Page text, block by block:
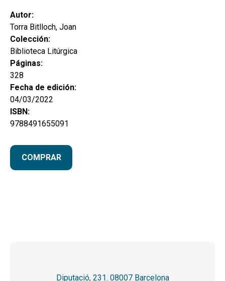
Autor:
Torra Bitlloch, Joan
Colección:
Biblioteca Litúrgica
Páginas:
328
Fecha de edición:
04/03/2022
ISBN:
9788491655091
COMPRAR
Diputació, 231. 08007 Barcelona